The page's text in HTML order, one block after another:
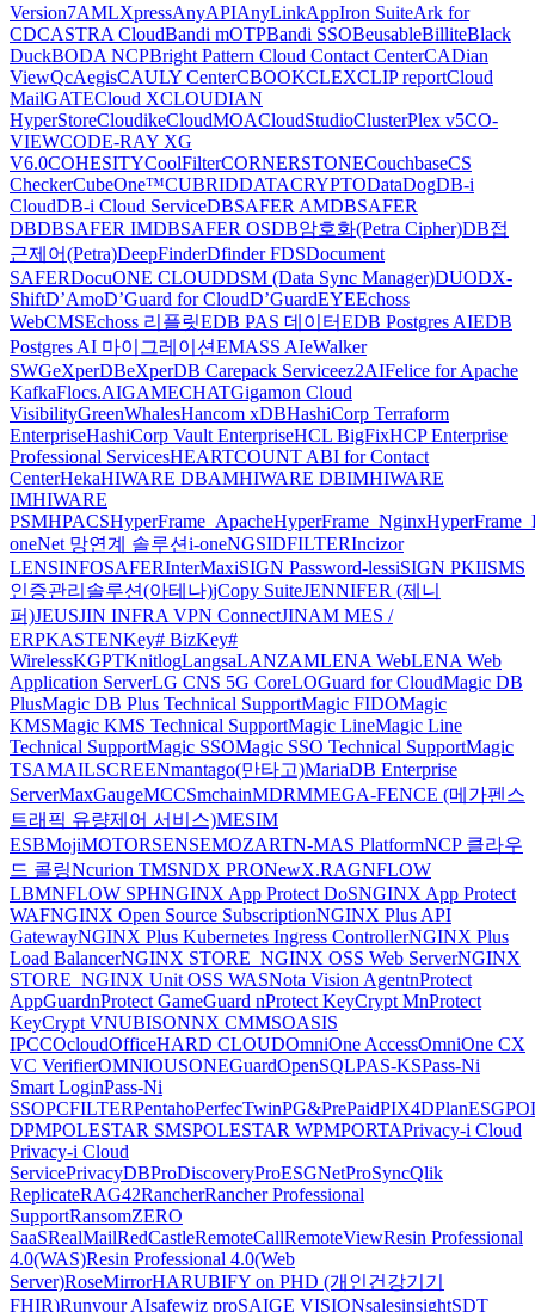
Version7AMLXpressAnyAPIAnyLinkAppIron SuiteArk for
CDCASTRA CloudBandi mOTPBandi SSOBeusableBilliteBlack
DuckBODA NCPBright Pattern Cloud Contact CenterCADian
ViewQcAegisCAULY CenterCBOOKCLEXCLIP reportCloud
MailGATECloud XCLOUDIAN
HyperStoreCloudikeCloudMOACloudStudioClusterPlex v5CO-
VIEWCODE-RAY XG
V6.0COHESITYCoolFilterCORNERSTONECouchbaseCS
CheckerCubeOne™CUBRIDDATACRYPTODataDogDB-i
CloudDB-i Cloud ServiceDBSAFER AMDBSAFER
DBDBSAFER IMDBSAFER OSDB암호화(Petra Cipher)DB접
근제어(Petra)DeepFinderDfinder FDSDocument
SAFERDocuONE CLOUDDSM (Data Sync Manager)DUODX-
ShiftD’AmoD’Guard for CloudD’GuardEYEEchoss
WebCMSEchoss 리플릿EDB PAS 데이터EDB Postgres AIEDB
Postgres AI 마이그레이션EMASS AIeWalker
SWGeXperDBeXperDB Carepack Serviceez2AIFelice for Apache
KafkaFlocs.AIGAMECHATGigamon Cloud
VisibilityGreenWhalesHancom xDBHashiCorp Terraform
EnterpriseHashiCorp Vault EnterpriseHCL BigFixHCP Enterprise
Professional ServicesHEARTCOUNT ABI for Contact
CenterHekaHIWARE DBAMHIWARE DBIMHIWARE
IMHIWARE
PSMHPACSHyperFrame_ApacheHyperFrame_Nginx
oneNet 망연계 솔루션i-oneNGSIDFILTERIncizor
LENSINFOSAFERInterMaxiSIGN Password-lessiSIGN PKIISMS
인증관리솔루션(아테나)jCopy SuiteJENNIFER (제니
퍼)JEUSJIN INFRA VPN ConnectJINAM MES /
ERPKASTENKey# BizKey#
WirelessKGPTKnitlogLangsaLANZAMLENA WebLENA Web
Application ServerLG CNS 5G CoreLOGuard for CloudMagic DB
PlusMagic DB Plus Technical SupportMagic FIDOMagic
KMSMagic KMS Technical SupportMagic LineMagic Line
Technical SupportMagic SSOMagic SSO Technical SupportMagic
TSAMAILSCREENmantago(만타고)MariaDB Enterprise
ServerMaxGaugeMCCSmchainMDRMMEGA-FENCE (메가펜스
트래픽 유량제어 서비스)MESIM
ESBMojiMOTORSENSEMOZARTN-MAS PlatformNCP 클라우
드 콜링Ncurion TMSNDX PRONewX.RAGNFLOW
LBMNFLOW SPHNGINX App Protect DoSNGINX App Protect
WAFNGINX Open Source SubscriptionNGINX Plus API
GatewayNGINX Plus Kubernetes Ingress ControllerNGINX Plus
Load BalancerNGINX STORE_NGINX OSS Web ServerNGINX
STORE_NGINX Unit OSS WASNota Vision AgentnProtect
AppGuardnProtect GameGuard nProtect KeyCrypt MnProtect
KeyCrypt VNUBISONNX CMMSOASIS
IPCCOcloudOfficeHARD CLOUDOmniOne AccessOmniOne CX
VC VerifierOMNIOUSONEGuardOpenSQLPAS-KSPass-Ni
Smart LoginPass-Ni
SSOPCFILTERPentahoPerfecTwinPG&PrePaidPIX4DPlanESG
DPMPOLESTAR SMSPOLESTAR WPMPORTAPrivacy-i Cloud
Privacy-i Cloud
ServicePrivacyDBProDiscoveryProESGNetProSyncQlik
ReplicateRAG42RancherRancher Professional
SupportRansomZERO
SaaSRealMailRedCastleRemoteCallRemoteViewResin Professional
4.0(WAS)Resin Professional 4.0(Web
Server)RoseMirrorHARUBIFY on PHD (개인건강기기
FHIR)Runyour AIsafewiz proSAIGE VISIONsalesinsightSDT